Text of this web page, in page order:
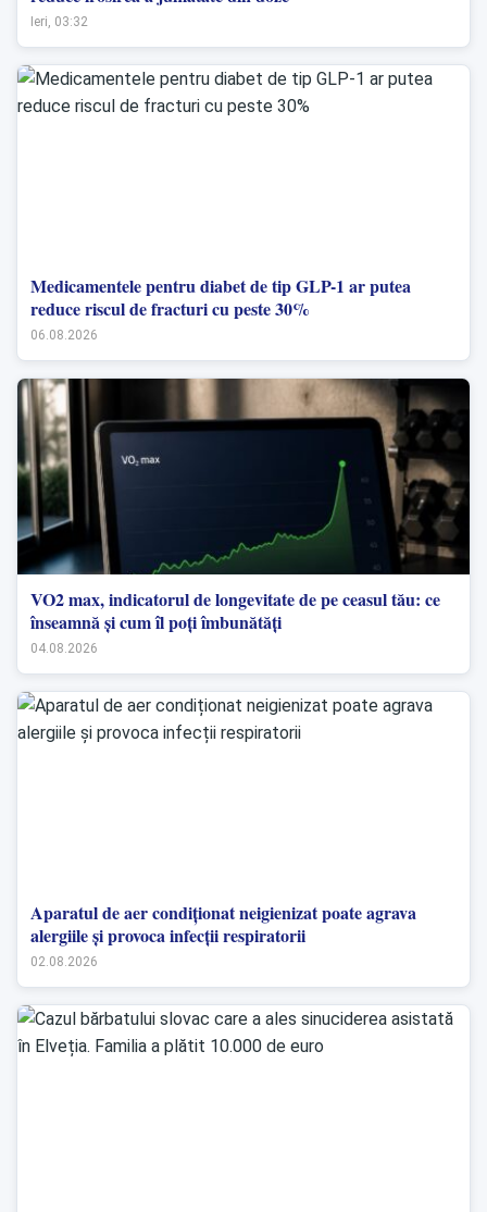
Ieri, 03:32
Medicamentele pentru diabet de tip GLP-1 ar putea
reduce riscul de fracturi cu peste 30%
06.08.2026
VO2 max, indicatorul de longevitate de pe ceasul tău: ce
înseamnă și cum îl poți îmbunătăți
04.08.2026
Aparatul de aer condiționat neigienizat poate agrava
alergiile și provoca infecții respiratorii
02.08.2026